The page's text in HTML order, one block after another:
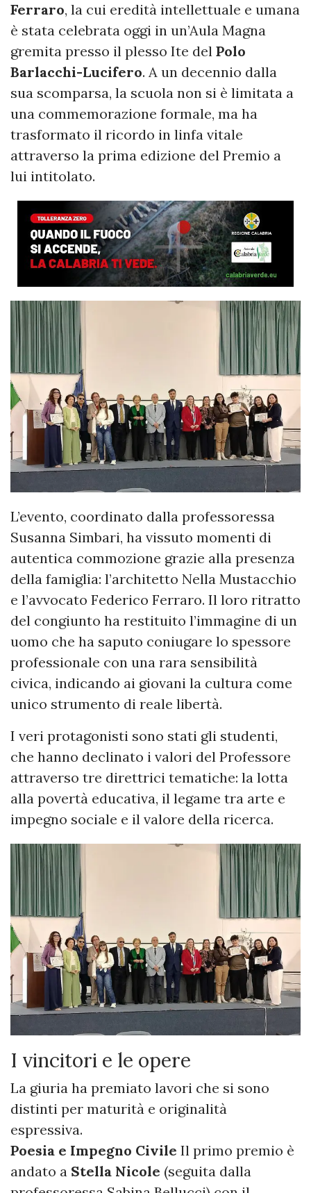
Ferraro, la cui eredità intellettuale e umana
è stata celebrata oggi in un’Aula Magna
gremita presso il plesso Ite del Polo
Barlacchi-Lucifero. A un decennio dalla
sua scomparsa, la scuola non si è limitata a
una commemorazione formale, ma ha
trasformato il ricordo in linfa vitale
attraverso la prima edizione del Premio a
lui intitolato.
L’evento, coordinato dalla professoressa
Susanna Simbari, ha vissuto momenti di
autentica commozione grazie alla presenza
della famiglia: l’architetto Nella Mustacchio
e l’avvocato Federico Ferraro. Il loro ritratto
del congiunto ha restituito l’immagine di un
uomo che ha saputo coniugare lo spessore
professionale con una rara sensibilità
civica, indicando ai giovani la cultura come
unico strumento di reale libertà.
I veri protagonisti sono stati gli studenti,
che hanno declinato i valori del Professore
attraverso tre direttrici tematiche: la lotta
alla povertà educativa, il legame tra arte e
impegno sociale e il valore della ricerca.
I vincitori e le opere
La giuria ha premiato lavori che si sono
distinti per maturità e originalità
espressiva.
Poesia e Impegno Civile Il primo premio è
andato a Stella Nicole (seguita dalla